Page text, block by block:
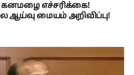
கனமழை எச்சரிக்கை!
மையம் அறிவிப்பு!